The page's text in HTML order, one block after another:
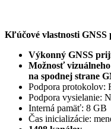
Kľúčové vlastnosti GNSS
Výkonný GNSS
Možnosť
na spodnej strane
Podpora protokolov:
Podpora vysielanie:
Interná pamäť: 8 GB
Čas inicializácie: